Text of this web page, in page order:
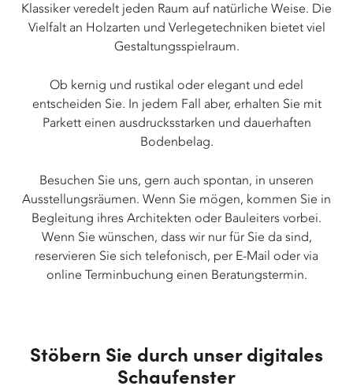
Klassiker veredelt jeden Raum auf natürliche Weise. Die
Vielfalt an Holzarten und Verlegetechniken bietet viel
Gestaltungsspielraum.
Ob kernig und rustikal oder elegant und edel
entscheiden Sie. In jedem Fall aber, erhalten Sie mit
Parkett einen ausdrucksstarken und dauerhaften
Bodenbelag.
Besuchen Sie uns, gern auch spontan, in unseren
Ausstellungsräumen. Wenn Sie mögen, kommen Sie in
Begleitung ihres Architekten oder Bauleiters vorbei.
Wenn Sie wünschen, dass wir nur für Sie da sind,
reservieren Sie sich telefonisch, per E-Mail oder via
online Terminbuchung einen Beratungstermin.
Stöbern Sie durch unser digitales
Schaufenster